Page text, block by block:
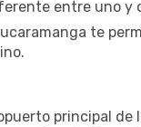
entre uno y
te
principal